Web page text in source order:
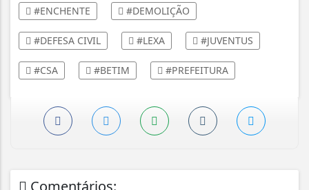
#ENCHENTE #DEMOLIÇÃO
#DEFESA CIVIL #LEXA #JUVENTUS
#CSA #BETIM #PREFEITURA
Comentários: